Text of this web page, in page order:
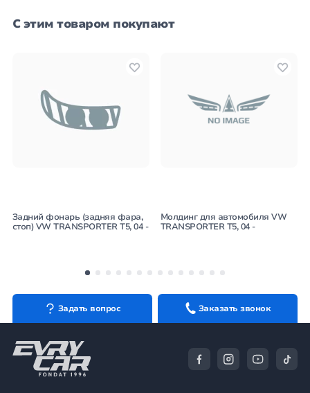
С этим товаром покупают
Задний фонарь (задняя фара,
стоп) VW TRANSPORTER T5, 04 -
Молдинг для автомобиля VW
TRANSPORTER T5, 04 -
Задать вопрос Заказать звонок